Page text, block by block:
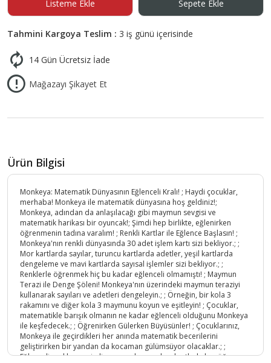
Listeme Ekle Sepete Ekle
Tahmini Kargoya Teslim : 3 iş günü içerisinde
14 Gün Ücretsiz İade
Mağazayı Şikayet Et
Ürün Bilgisi
Monkeya: Matematik Dünyasının Eğlenceli Kralı! ; Haydi çocuklar,
merhaba! Monkeya ile matematik dünyasına hoş geldiniz!;
Monkeya, adından da anlaşılacağı gibi maymun sevgisi ve
matematik harikası bir oyuncak!; Şimdi hep birlikte, eğlenirken
öğrenmenin tadına varalım! ; Renkli Kartlar ile Eğlence Başlasın! ;
Monkeya'nın renkli dünyasında 30 adet işlem kartı sizi bekliyor.; ;
Mor kartlarda sayılar, turuncu kartlarda adetler, yeşil kartlarda
dengeleme ve mavi kartlarda sayısal işlemler sizi bekliyor.; ;
Renklerle öğrenmek hiç bu kadar eğlenceli olmamıştı! ; Maymun
Terazi ile Denge Şöleni! Monkeya'nın üzerindeki maymun teraziyi
kullanarak sayıları ve adetleri dengeleyin.; ; Örneğin, bir kola 3
rakamını ve diğer kola 3 maymunu koyun ve eşitleyin! ; Çocuklar,
matematikle barışık olmanın ne kadar eğlenceli olduğunu Monkeya
ile keşfedecek.; ; Öğrenirken Gülerken Büyüsünler! ; Çocuklarınız,
Monkeya ile geçirdikleri her anında matematik becerilerini
geliştirirken bir yandan da kocaman gülümsüyor olacaklar.; ;
Eğlenceli renkler, sevimli maymunlar ve çılgın kartlarla her öğrenme